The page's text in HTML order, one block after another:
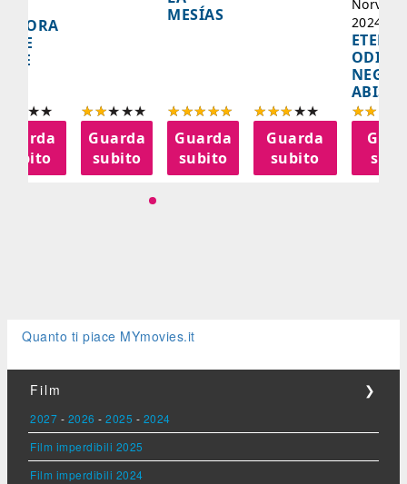
subito
Guarda
subito
MESÍAS
Guarda
subito
Guarda
subito
2024,
NEGLI
ABISSI
Quanto ti piace MYmovies.it
Film ❯
2027 - 2026 - 2025 - 2024
Film imperdibili 2025
Film imperdibili 2024